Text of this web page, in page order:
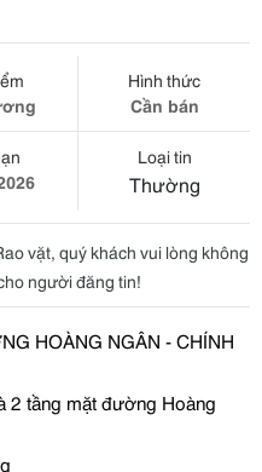
Hình thức
Cần bán
Loại tin
Thường
vặt, quý khách vui lòng không
người đăng tin!
NG HOÀNG NGÂN - CHÍNH
2 tầng mặtđường Hoàng